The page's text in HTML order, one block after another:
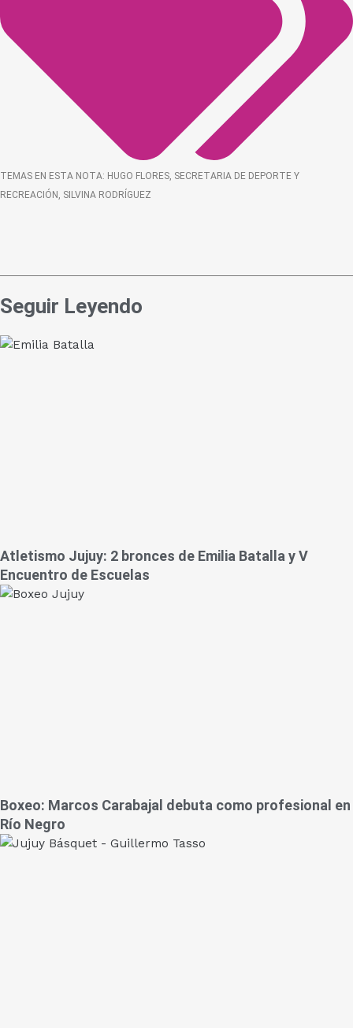
TEMAS EN ESTA NOTA: HUGO FLORES, SECRETARIA DE DEPORTE Y
RECREACIÓN , SILVINA RODRÍGUEZ
Seguir Leyendo
Atletismo Jujuy: 2 bronces de Emilia Batalla y V
Encuentro de Escuelas
Boxeo: Marcos Carabajal debuta como profesional en
Río Negro